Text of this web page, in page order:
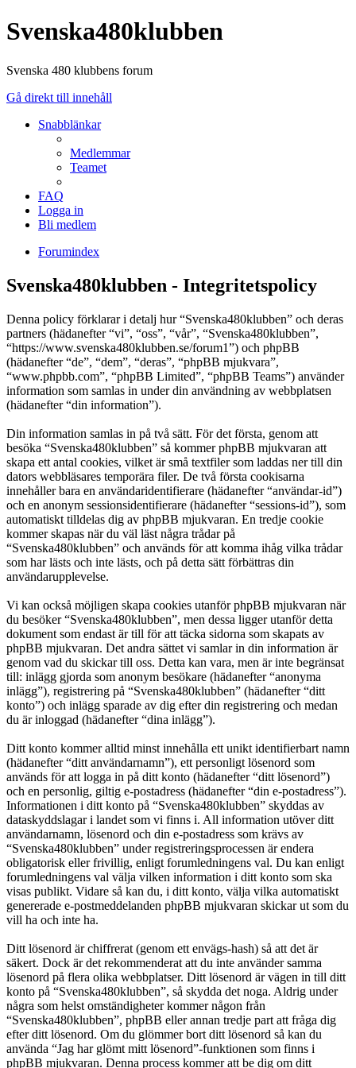
Svenska480klubben
Svenska 480 klubbens forum
Gå direkt till innehåll
Snabblänkar
Medlemmar
Teamet
FAQ
Logga in
Bli medlem
Forumindex
Svenska480klubben - Integritetspolicy
Denna policy förklarar i detalj hur “Svenska480klubben” och deras
partners (hädanefter “vi”, “oss”, “vår”, “Svenska480klubben”,
“https://www.svenska480klubben.se/forum1”) och phpBB
(hädanefter “de”, “dem”, “deras”, “phpBB mjukvara”,
“www.phpbb.com”, “phpBB Limited”, “phpBB Teams”) använder
information som samlas in under din användning av webbplatsen
(hädanefter “din information”).
Din information samlas in på två sätt. För det första, genom att
besöka “Svenska480klubben” så kommer phpBB mjukvaran att
skapa ett antal cookies, vilket är små textfiler som laddas ner till din
dators webbläsares temporära filer. De två första cookisarna
innehåller bara en användaridentifierare (hädanefter “användar-id”)
och en anonym sessionsidentifierare (hädanefter “sessions-id”), som
automatiskt tilldelas dig av phpBB mjukvaran. En tredje cookie
kommer skapas när du väl läst några trådar på
“Svenska480klubben” och används för att komma ihåg vilka trådar
som har lästs och inte lästs, och på detta sätt förbättras din
användarupplevelse.
Vi kan också möjligen skapa cookies utanför phpBB mjukvaran när
du besöker “Svenska480klubben”, men dessa ligger utanför detta
dokument som endast är till för att täcka sidorna som skapats av
phpBB mjukvaran. Det andra sättet vi samlar in din information är
genom vad du skickar till oss. Detta kan vara, men är inte begränsat
till: inlägg gjorda som anonym besökare (hädanefter “anonyma
inlägg”), registrering på “Svenska480klubben” (hädanefter “ditt
konto”) och inlägg sparade av dig efter din registrering och medan
du är inloggad (hädanefter “dina inlägg”).
Ditt konto kommer alltid minst innehålla ett unikt identifierbart namn
(hädanefter “ditt användarnamn”), ett personligt lösenord som
används för att logga in på ditt konto (hädanefter “ditt lösenord”)
och en personlig, giltig e-postadress (hädanefter “din e-postadress”).
Informationen i ditt konto på “Svenska480klubben” skyddas av
dataskyddslagar i landet som vi finns i. All information utöver ditt
användarnamn, lösenord och din e-postadress som krävs av
“Svenska480klubben” under registreringsprocessen är endera
obligatorisk eller frivillig, enligt forumledningens val. Du kan enligt
forumledningens val välja vilken information i ditt konto som ska
visas publikt. Vidare så kan du, i ditt konto, välja vilka automatiskt
genererade e-postmeddelanden phpBB mjukvaran skickar ut som du
vill ha och inte ha.
Ditt lösenord är chiffrerat (genom ett envägs-hash) så att det är
säkert. Dock är det rekommenderat att du inte använder samma
lösenord på flera olika webbplatser. Ditt lösenord är vägen in till ditt
konto på “Svenska480klubben”, så skydda det noga. Aldrig under
några som helst omständigheter kommer någon från
“Svenska480klubben”, phpBB eller annan tredje part att fråga dig
efter ditt lösenord. Om du glömmer bort ditt lösenord så kan du
använda “Jag har glömt mitt lösenord”-funktionen som finns i
phpBB mjukvaran. Denna process kommer att be dig om ditt